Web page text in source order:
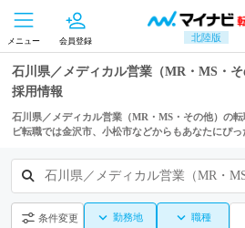
北陸版
メニュー 会員登録
石川県／メディカル営業（MR・MS・
採用情報
石川県／メディカル営業（MR・MS・その他）の
ビ転職では金沢市、小松市などからもあなたにぴっ
石川県／メディカル営業（MR・
条件変更 勤務地 職種